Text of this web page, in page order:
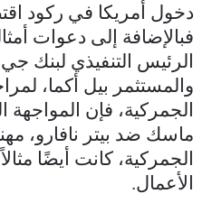
دخول أمريكا في ركود
فبالإضافة إلى دعوات
الرئيس التنفيذي لبنك
والمستثمر بيل أكما،
الجمركية، فإن المواجهة
ماسك ضد بيتر نافارو،
الجمركية، كانت أيضًا
الأعمال.